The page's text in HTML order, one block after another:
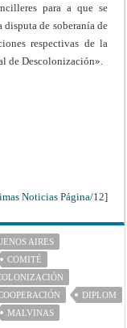
para a que se
de soberanía de
respectivas de la
de Descolonización».
Noticias Página/12]
AIRES
COMITÉ
DIPLOM
MALVINAS